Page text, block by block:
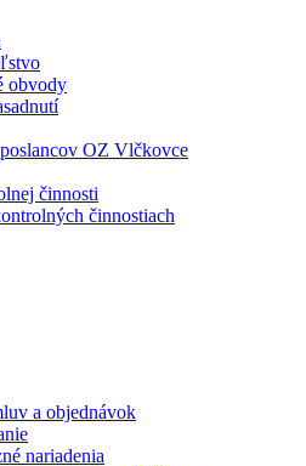
obvody
OZ Vlčkovce
činnosti
činnostiach
a objednávok
nariadenia